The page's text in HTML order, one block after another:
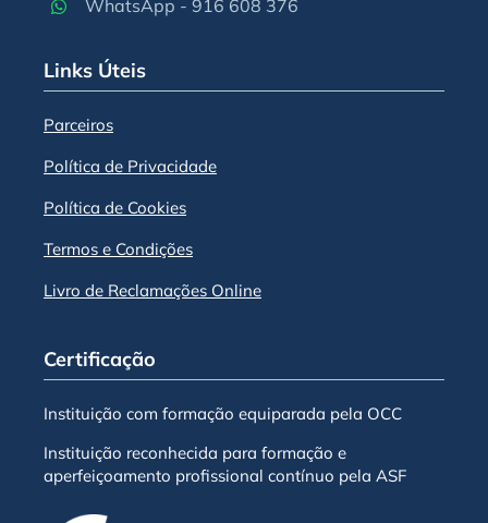
WhatsApp - 916 608 376
Links Úteis
Parceiros
Política de Privacidade
Política de Cookies
Termos e Condições
Livro de Reclamações Online
Certificação
Instituição com formação equiparada pela OCC
Instituição reconhecida para formação e
aperfeiçoamento profissional contínuo pela ASF